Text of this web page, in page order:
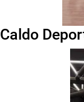
Caldo